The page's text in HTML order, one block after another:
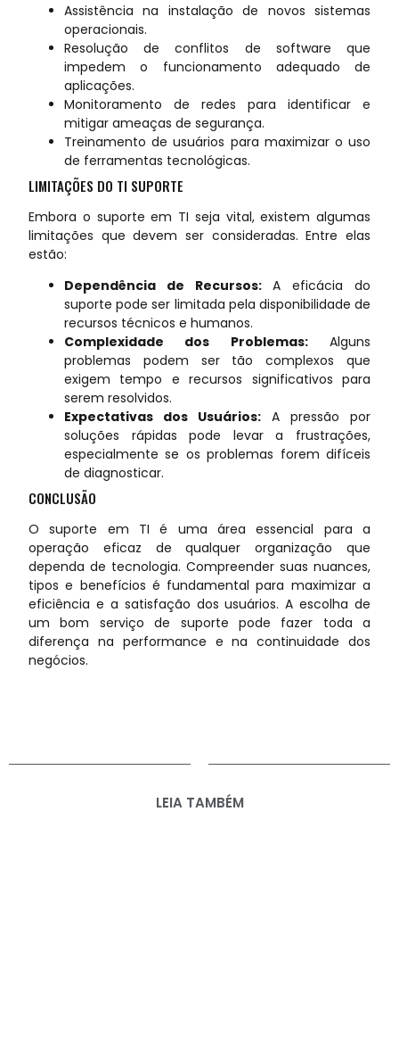
Assistência na instalação de novos sistemas
operacionais.
Resolução de conflitos de software que
impedem o funcionamento adequado de
aplicações.
Monitoramento de redes para identificar e
mitigar ameaças de segurança.
Treinamento de usuários para maximizar o uso
de ferramentas tecnológicas.
LIMITAÇÕES DO TI SUPORTE
Embora o suporte em TI seja vital, existem algumas
limitações que devem ser consideradas. Entre elas
estão:
Dependência de Recursos:A eficácia do
suporte pode ser limitada pela disponibilidade de
recursos técnicos e humanos.
Complexidade dos Problemas:Alguns
problemas podem ser tão complexos que
exigem tempo e recursos significativos para
serem resolvidos.
Expectativas dos Usuários: A pressão por
soluções rápidas pode levar a frustrações,
especialmente se os problemas forem difíceis
de diagnosticar.
CONCLUSÃO
O suporte em TI é uma área essencial para a
operação eficaz de qualquer organização que
dependa de tecnologia. Compreender suas nuances,
tipos e benefícios é fundamental para maximizar a
eficiência e a satisfação dos usuários. A escolha de
um bom serviço de suporte pode fazer toda a
diferença na performance e na continuidade dos
negócios.
LEIA TAMBÉM